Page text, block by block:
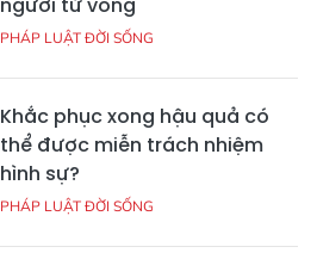
PHÁP LUẬT ĐỜI SỐNG
Khắc phục xong hậu quả có
thể được miễn trách nhiệm
hình sự?
PHÁP LUẬT ĐỜI SỐNG